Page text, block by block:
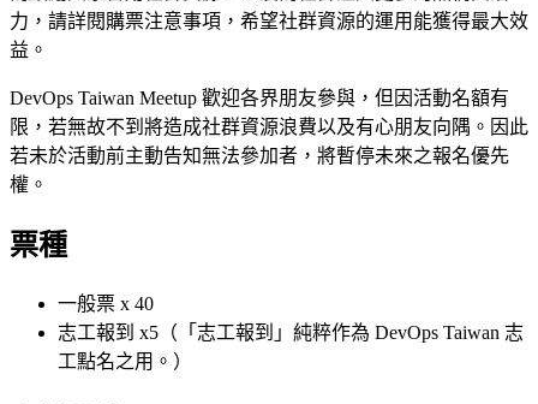
力，請詳閱購票注意事項，希望社群資源的運用能獲得最大效
益。
DevOps Taiwan Meetup 歡迎各界朋友參與，但因活動名額有
限，若無故不到將造成社群資源浪費以及有心朋友向隅。因此
若未於活動前主動告知無法參加者，將暫停未來之報名優先
權。
票種
一般票 x 40
志工報到 x5（「志工報到」純粹作為 DevOps Taiwan 志
工點名之用。）